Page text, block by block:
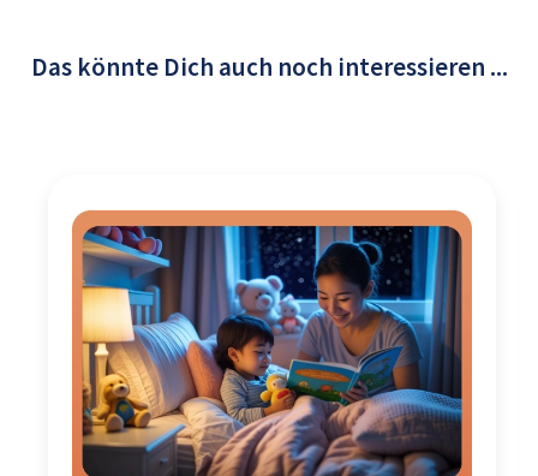
Das könnte Dich auch noch interessieren ...